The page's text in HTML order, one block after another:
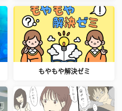
もやもや解決ゼミ